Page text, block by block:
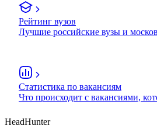
Рейтинг вузов
Лучшие российские вузы и
Статистика по вакансиям
Что происходит с вакансиями,
HeadHunter